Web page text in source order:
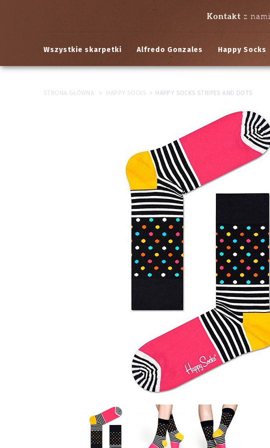
Kontakt z nami
Wszystkie skarpetki Alfredo Gonzales Happy Socks
STRONA GŁÓWNA > HAPPY SOCKS > HAPPY SOCKS STRIPES AND DOTS